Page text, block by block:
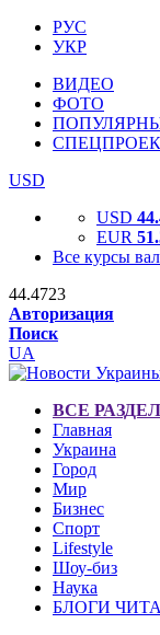
РУС
УКР
ВИДЕО
ФОТО
USD
USD
EUR
Все курсы
44.4723
Авторизация
Поиск
UA
ВСЕ
Главная
Украина
Город
Мир
Бизнес
Спорт
Lifestyle
Шоу-биз
Наука
БЛОГИ